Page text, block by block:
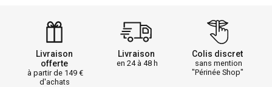
Livraison
offerte
à partir de 149
d'achats
Livraison
en 24 à 48 h
Colis discret
sans mention
"Périnée Shop"